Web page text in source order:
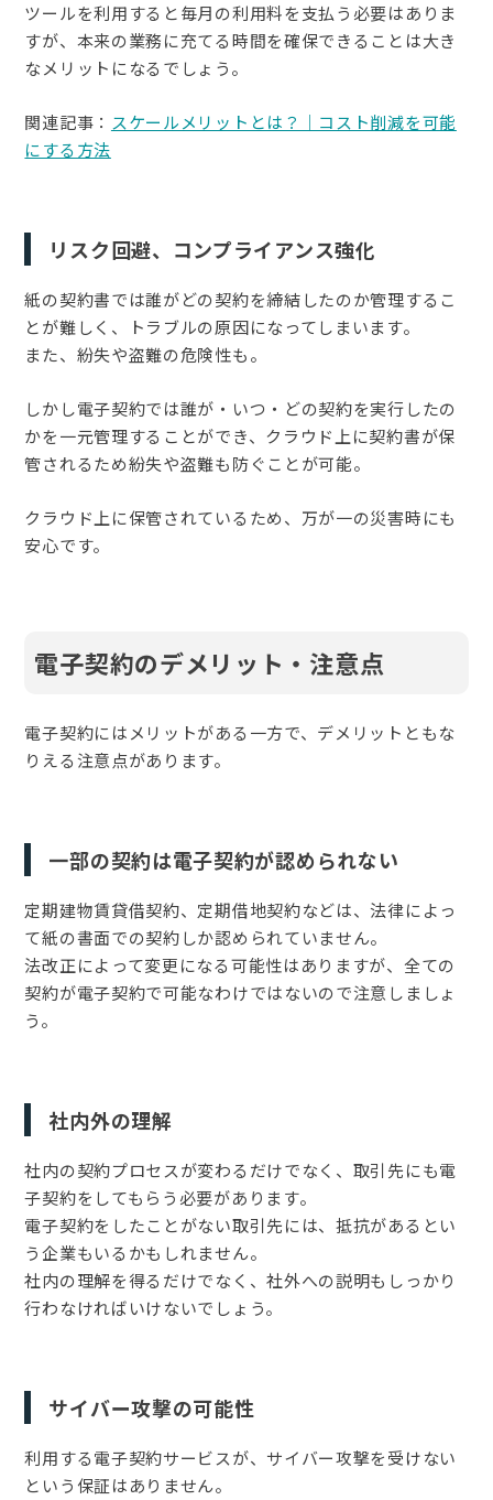
ツールを利用すると毎月の利用料を支払う必要はありま
すが、本来の業務に充てる時間を確保できることは大き
なメリットになるでしょう。
関連記事： スケールメリットとは？｜コスト削減を可能
にする方法
リスク回避、コンプライアンス強化
紙の契約書では誰がどの契約を締結したのか管理するこ
とが難しく、トラブルの原因になってしまいます。
また、紛失や盗難の危険性も。
しかし電子契約では誰が・いつ・どの契約を実行したの
かを一元管理することができ、クラウド上に契約書が保
管されるため紛失や盗難も防ぐことが可能。
クラウド上に保管されているため、万が一の災害時にも
安心です。
電子契約のデメリット・注意点
電子契約にはメリットがある一方で、デメリットともな
りえる注意点があります。
一部の契約は電子契約が認められない
定期建物賃貸借契約、定期借地契約などは、法律によっ
て紙の書面での契約しか認められていません。
法改正によって変更になる可能性はありますが、全ての
契約が電子契約で可能なわけではないので注意しましょ
う。
社内外の理解
社内の契約プロセスが変わるだけでなく、取引先にも電
子契約をしてもらう必要があります。
電子契約をしたことがない取引先には、抵抗があるとい
う企業もいるかもしれません。
社内の理解を得るだけでなく、社外への説明もしっかり
行わなければいけないでしょう。
サイバー攻撃の可能性
利用する電子契約サービスが、サイバー攻撃を受けない
という保証はありません。